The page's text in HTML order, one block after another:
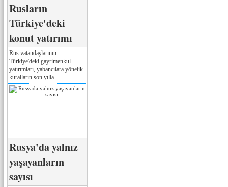
Rusların
Türkiye'deki
konut yatırımı
Rus vatandaşlarının
Türkiye'deki gayrimenkul
yatırımları, yabancılara yönelik
kuralların son yılla...
Rusya'da yalnız
yaşayanların
sayısı